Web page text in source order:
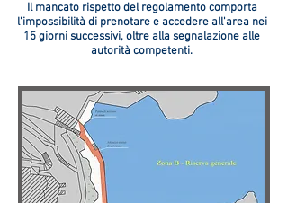
Il mancato rispetto del regolamento comporta
l'impossibilità di prenotare e accedere all'area nei
15 giorni successivi, oltre alla segnalazione alle
autorità competenti.